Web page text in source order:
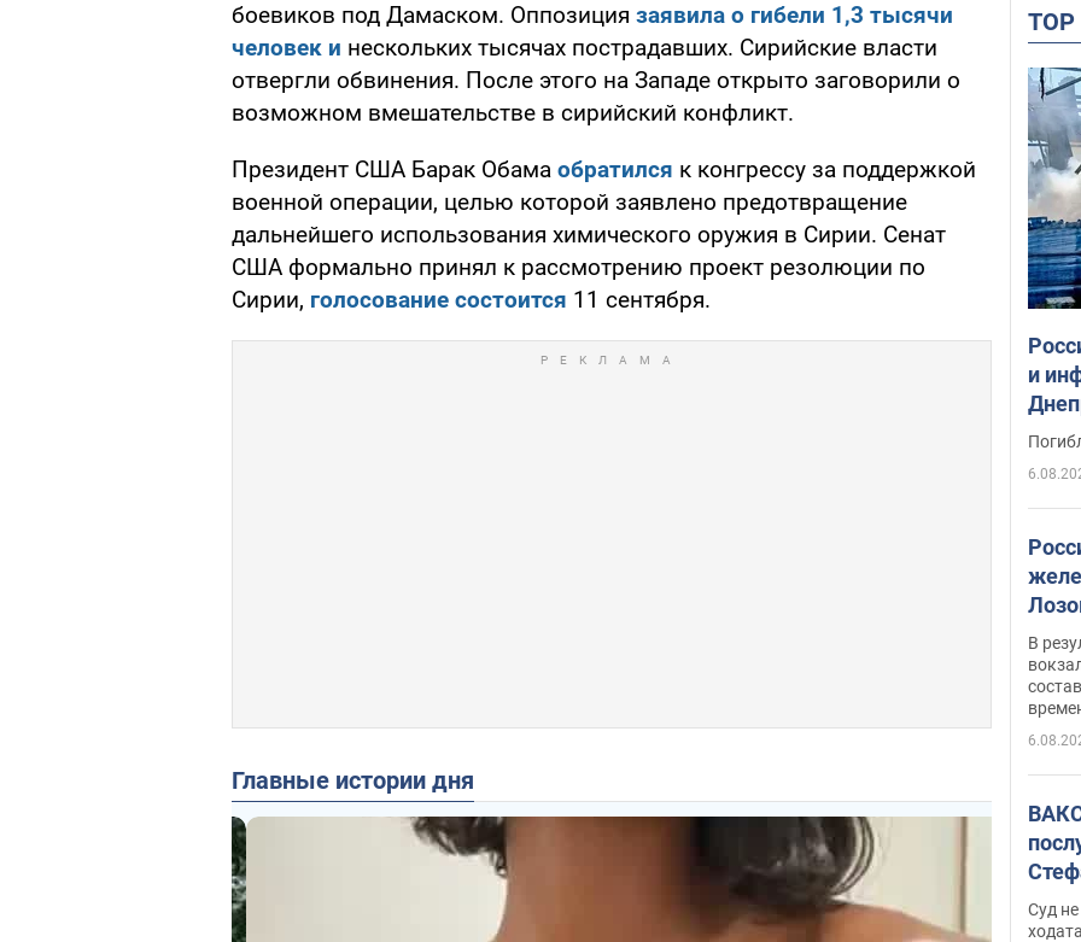
боевиков под Дамаском. Оппозиция заявила о гибели 1,3 тысячи
человек и нескольких тысячах пострадавших. Сирийские власти
отвергли обвинения. После этого на Западе открыто заговорили о
возможном вмешательстве в сирийский конфликт.
Президент США Барак Обама обратился к конгрессу за поддержкой
военной операции, целью которой заявлено предотвращение
дальнейшего использования химического оружия в Сирии. Сенат
США формально принял к рассмотрению проект резолюции по
Сирии, голосование состоится 11 сентября.
Главные истории дня
и
В
деле
Суд